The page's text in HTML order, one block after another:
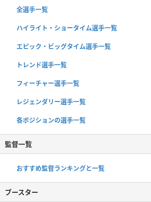
全選手一覧
ハイライト・ショータイム選手一覧
エピック・ビッグタイム選手一覧
トレンド選手一覧
フィーチャー選手一覧
レジェンダリー選手一覧
各ポジションの選手一覧
監督一覧
おすすめ監督ランキングと一覧
ブースター